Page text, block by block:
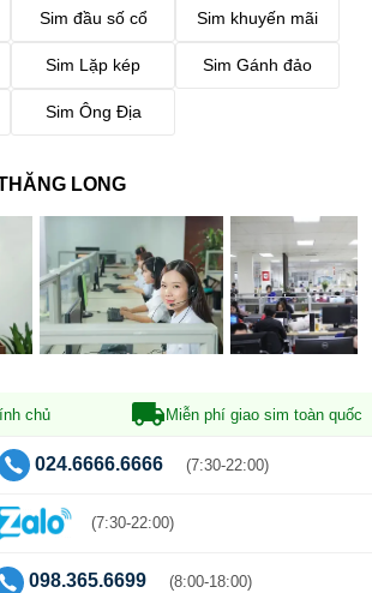
Sim đầu số cổ Sim khuyến mãi
Sim Lặp kép Sim Gánh đảo
Sim Ông Địa
LONG
chủ Miễn phí giao sim toàn quốc
024.6666.6666 (7:30-22:00)
(7:30-22:00)
098.365.6699 (8:00-18:00)